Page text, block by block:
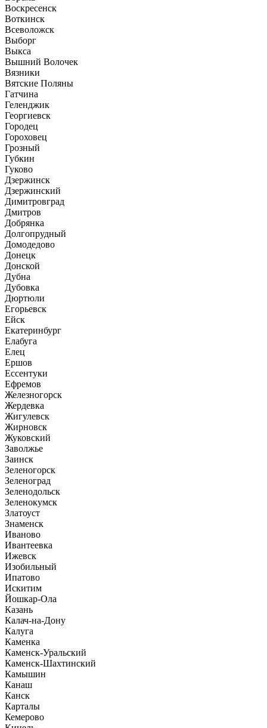
Воскресенск
Воткинск
Всеволожск
Выборг
Выкса
Вышний Волочек
Вязники
Вятские Поляны
Гатчина
Геленджик
Георгиевск
Городец
Гороховец
Грозный
Губкин
Гуково
Дзержинск
Дзержинский
Димитровград
Дмитров
Добрянка
Долгопрудный
Домодедово
Донецк
Донской
Дубна
Дубовка
Дюртюли
Егорьевск
Ейск
Екатеринбург
Елабуга
Елец
Ершов
Ессентуки
Ефремов
Железногорск
Жердевка
Жигулевск
Жирновск
Жуковский
Заволжье
Заинск
Зеленогорск
Зеленоград
Зеленодольск
Зеленокумск
Златоуст
Знаменск
Иваново
Ивантеевка
Ижевск
Изобильный
Ипатово
Искитим
Йошкар-Ола
Казань
Калач-на-Дону
Калуга
Каменка
Каменск-Уральский
Каменск-Шахтинский
Камышин
Канаш
Канск
Карталы
Кемерово